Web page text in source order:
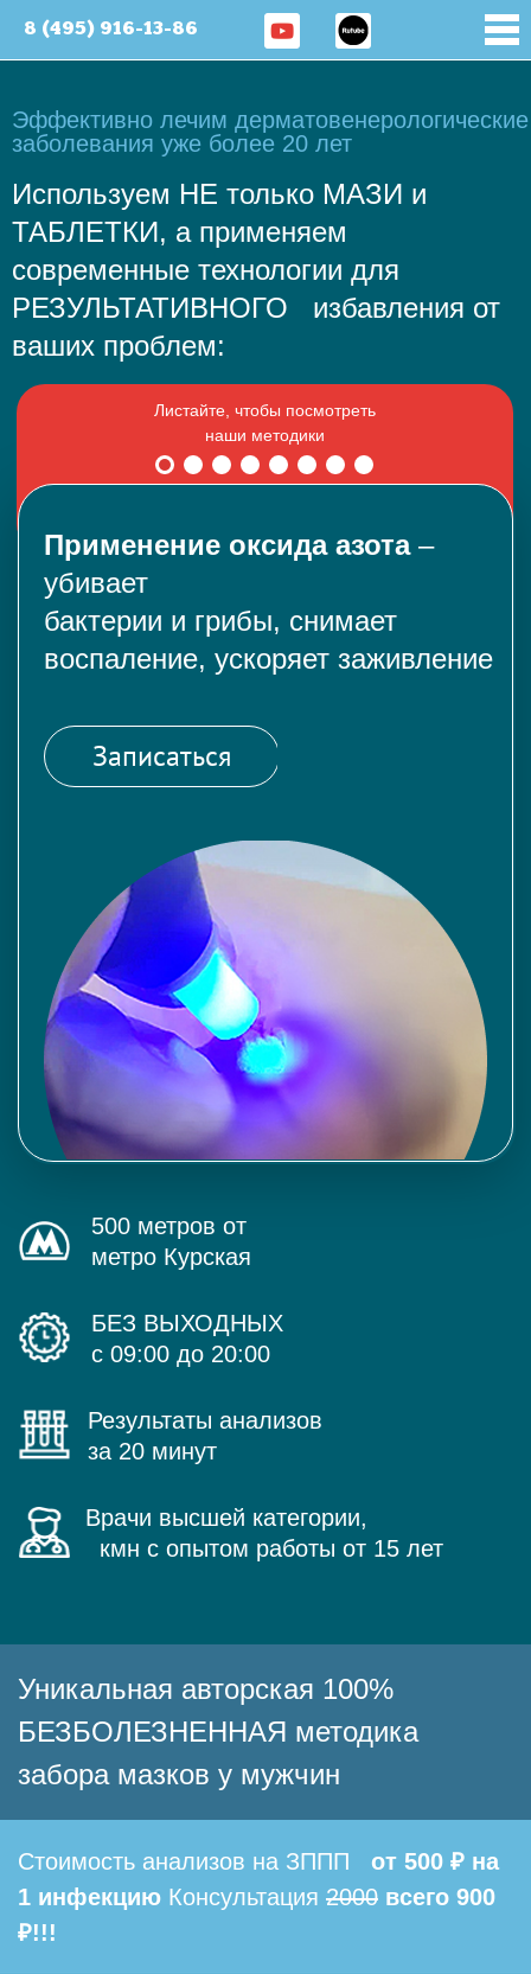
8 (495) 916-13-86
Эффективно лечим дерматовенерологические
заболевания уже более 20 лет
Используем НЕ только МАЗИ и
ТАБЛЕТКИ, а применяем
современные технологии для
РЕЗУЛЬТАТИВНОГО избавления от
ваших проблем:
Применение оксида азота–
убивает
бактерии и грибы, снимает
воспаление, ускоряет заживление
Записаться
500 метров от
метро Курская
БЕЗ ВЫХОДНЫХ
с 09:00 до 20:00
Результаты анализов
за 20 минут
Врачи высшей категории,
кмн с опытом работы от 15 лет
Уникальная авторская 100%
БЕЗБОЛЕЗНЕННАЯ методика
забора мазков у мужчин
Стоимость анализов на ЗППП
от 500 ₽ на
1 инфекцию Консультация 2000 всего 900
₽!!!